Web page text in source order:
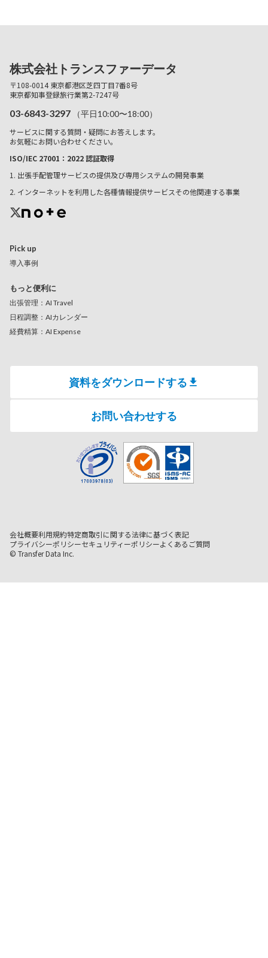
株式会社トランスファーデータ
〒108-0014 東京都港区芝四丁目7番8号
東京都知事登録旅行業第2-7247号
03-6843-3297
（平日10:00〜18:00）
サービスに関する質問・疑問にお答えします。
お気軽にお問い合わせください。
ISO/IEC 27001：2022 認証取得
1. 出張手配管理サービスの提供及び専用システムの開発事業
2. インターネットを利用した各種情報提供サービスその他関連する事業
Pick up
導入事例
もっと便利に
出張管理：AI Travel
日程調整：AIカレンダー
経費精算：AI Expense
資料をダウンロードする
お問い合わせする
会社概要利用規約特定商取引に関する法律に基づく表記
プライバシーポリシーセキュリティーポリシーよくあるご質問
© Transfer Data Inc.